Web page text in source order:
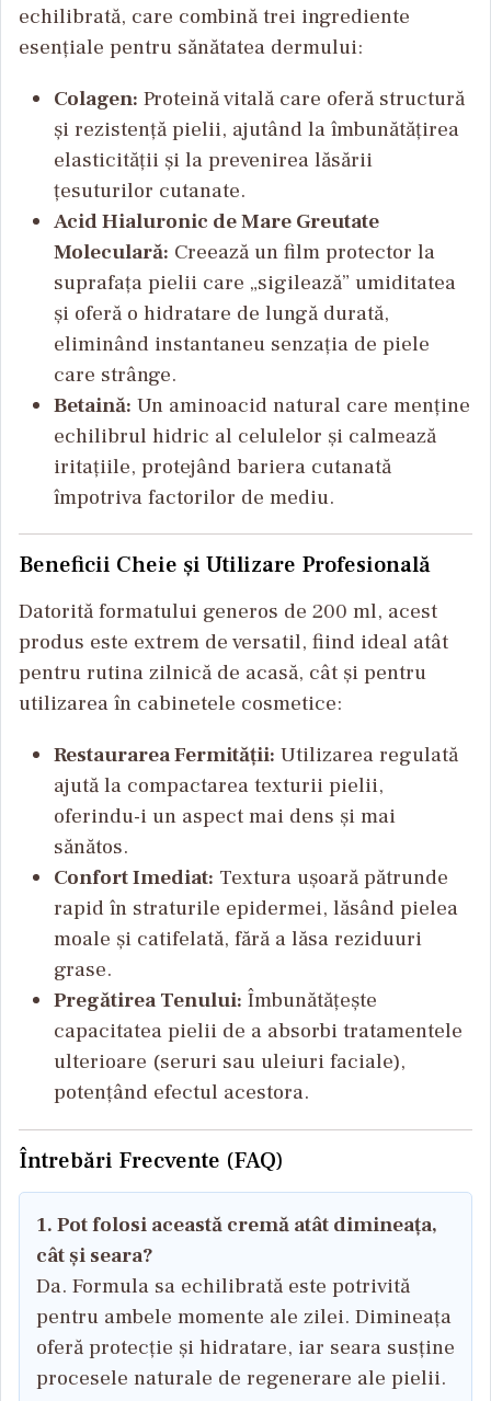
echilibrată, care combină trei ingrediente
esențiale pentru sănătatea dermului:
Colagen: Proteină vitală care oferă structură
și rezistență pielii, ajutând la îmbunătățirea
elasticității și la prevenirea lăsării
țesuturilor cutanate.
Acid Hialuronic de Mare Greutate
Moleculară: Creează un film protector la
suprafața pielii care „sigilează” umiditatea
și oferă o hidratare de lungă durată,
eliminând instantaneu senzația de piele
care strânge.
Betaină: Un aminoacid natural care menține
echilibrul hidric al celulelor și calmează
iritațiile, protejând bariera cutanată
împotriva factorilor de mediu.
Beneficii Cheie și Utilizare Profesională
Datorită formatului generos de 200 ml, acest
produs este extrem de versatil, fiind ideal atât
pentru rutina zilnică de acasă, cât și pentru
utilizarea în cabinetele cosmetice:
Restaurarea Fermității: Utilizarea regulată
ajută la compactarea texturii pielii,
oferindu-i un aspect mai dens și mai
sănătos.
Confort Imediat: Textura ușoară pătrunde
rapid în straturile epidermei, lăsând pielea
moale și catifelată, fără a lăsa reziduuri
grase.
Pregătirea Tenului: Îmbunătățește
capacitatea pielii de a absorbi tratamentele
ulterioare (seruri sau uleiuri faciale),
potențând efectul acestora.
Întrebări Frecvente (FAQ)
1. Pot folosi această cremă atât dimineața,
cât și seara?
Da. Formula sa echilibrată este potrivită
pentru ambele momente ale zilei. Dimineața
oferă protecție și hidratare, iar seara susține
procesele naturale de regenerare ale pielii.